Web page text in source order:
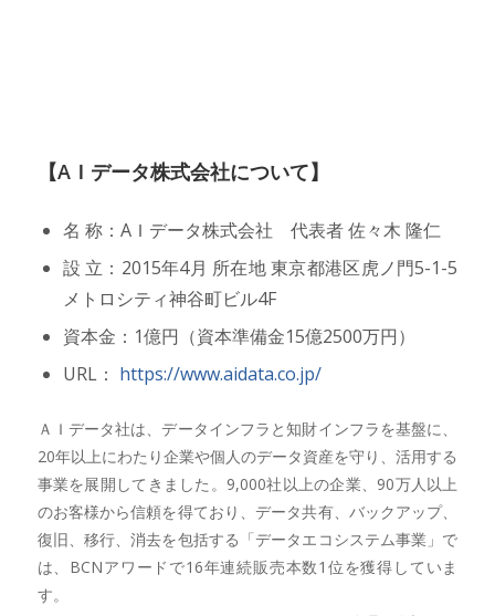
【AＩデータ株式会社について】
名 称：AＩデータ株式会社 代表者 佐々木 隆仁
設 立：2015年4月 所在地 東京都港区虎ノ門5-1-5
メトロシティ神谷町ビル4F
資本金：1億円（資本準備金15億2500万円）
URL： https://www.aidata.co.jp/
ＡＩデータ社は、データインフラと知財インフラを基盤に、
20年以上にわたり企業や個人のデータ資産を守り、活用する
事業を展開してきました。9,000社以上の企業、90万人以上
のお客様から信頼を得ており、データ共有、バックアップ、
復旧、移行、消去を包括する「データエコシステム事業」で
は、BCNアワードで16年連続販売本数1位を獲得していま
す。